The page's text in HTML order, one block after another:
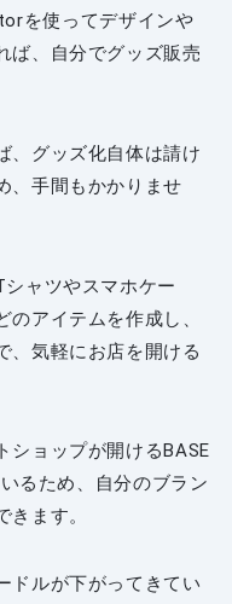
を使ってデザインや
ば、自分でグッズ販売
、グッズ化自体は請け
、手間もかかりませ
ャツやスマホケー
アイテムを作成し、
、気軽にお店を開ける
ショップが開けるBASE
るため、自分のブラン
ます。
ドルが下がってきてい